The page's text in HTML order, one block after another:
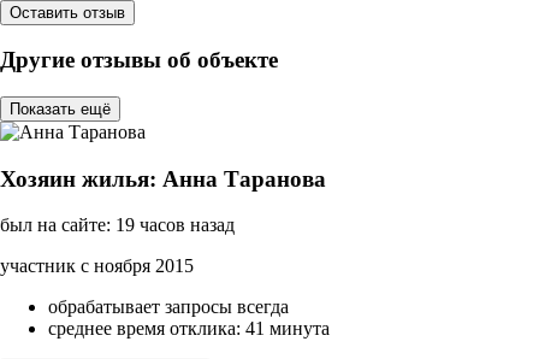
Оставить отзыв
Другие отзывы об объекте
Показать ещё
Хозяин жилья: Анна Таранова
был на сайте: 19 часов назад
участник с ноября 2015
обрабатывает запросы всегда
среднее время отклика: 41 минута